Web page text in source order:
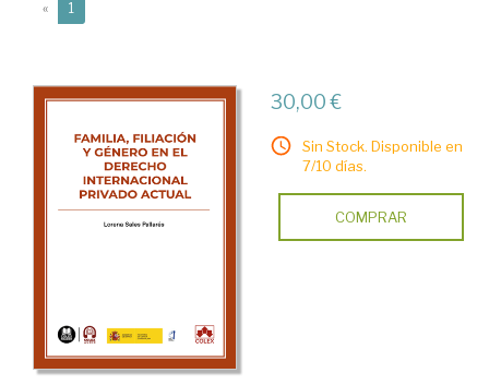
« 1
30,00 €
Sin Stock. Disponible en
7/10 días.
COMPRAR